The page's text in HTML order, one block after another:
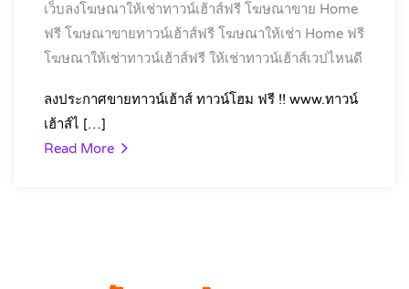
เว็บลงโฆษณาให้เช่าทาวน์เฮ้าส์ฟรี โฆษณาขาย Home
ฟรี โฆษณาขายทาวน์เฮ้าส์ฟรี โฆษณาให้เช่า Home ฟรี
โฆษณาให้เช่าทาวน์เฮ้าส์ฟรี ให้เช่าทาวน์เฮ้าส์เวปไหนดี
ลงประกาศขายทาวน์เฮ้าส์ ทาวน์โฮม ฟรี !! www.ทาวน์
เฮ้าส์ไ […]
Read More